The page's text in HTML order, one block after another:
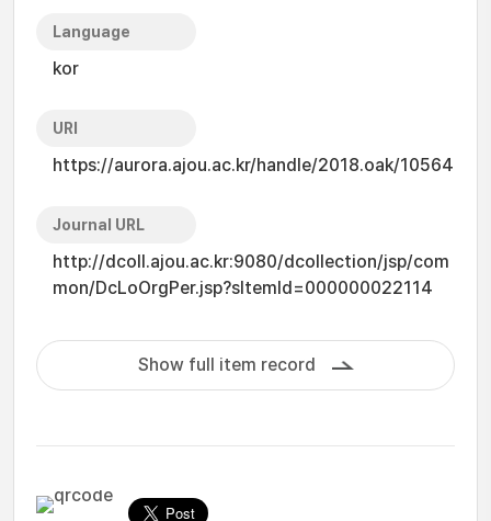
Language
kor
URI
https://aurora.ajou.ac.kr/handle/2018.oak/10564
Journal URL
http://dcoll.ajou.ac.kr:9080/dcollection/jsp/com
mon/DcLoOrgPer.jsp?sItemId=000000022114
Show full item record